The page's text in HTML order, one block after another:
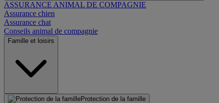
ASSURANCE ANIMAL DE COMPAGNIE
Assurance chien
Assurance chat
Conseils animal de compagnie
Famille et loisirs
Protection de la famille